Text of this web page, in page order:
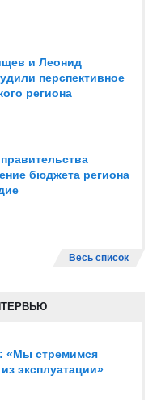
и Леонид
перспективное
региона
бюджета региона
Весь список
«Мы стремимся
эксплуатации»